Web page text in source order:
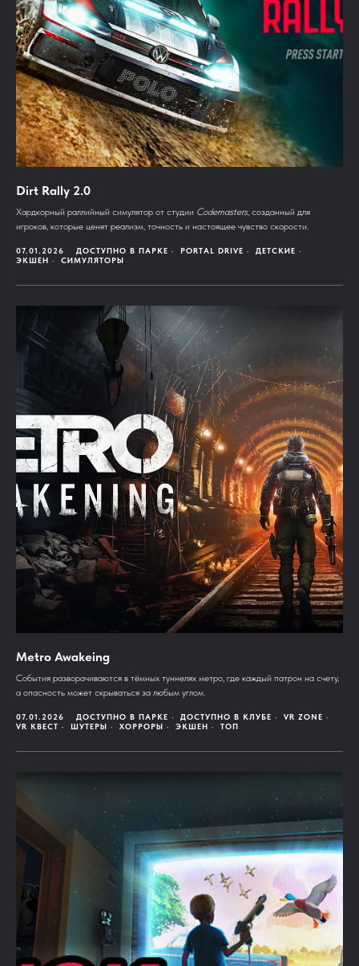
Dirt Rally 2.0
Хардкорный раллийный симулятор от студии Codemasters, созданный для
игроков, которые ценят реализм, точность и настоящее чувство скорости.
07.01.2026 ДОСТУПНО В ПАРКЕ PORTAL DRIVE
ДЕТСКИЕ
ЭКШЕН
СИМУЛЯТОРЫ
Metro Awakeing
События разворачиваются в тёмных туннелях метро, где каждый патрон на счету,
а опасность может скрываться за любым углом.
07.01.2026 ДОСТУПНО В ПАРКЕ ДОСТУПНО В КЛУБЕ
VR ZONE
VR КВЕСТ
ШУТЕРЫ ХОРРОРЫ ЭКШЕН ТОП